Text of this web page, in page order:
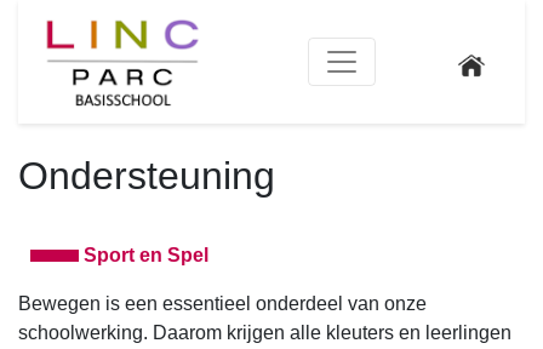
Ondersteuning
Sport en Spel
Bewegen is een essentieel onderdeel van onze
schoolwerking. Daarom krijgen alle kleuters en leerlingen